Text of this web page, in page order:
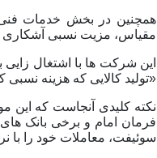
همچنین در بخش خدمات
مقیاس، مزیت نسبی آشکاری
این شرکت ها با اشتغال زایی
«تولید کالایی که هزینه
نکته کلیدی آنجاست که این
فرمان امام و برخی بانک های
سوئیفت، معاملات خود را با